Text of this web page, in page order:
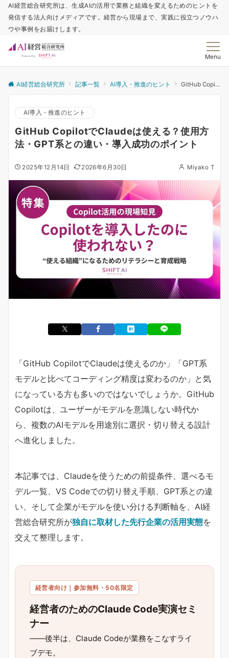
AI経営総合研究所は、生成AIの活用で業務と組織を変えるためのヒントを
発信する法人向けメディアです。経営から現場まで、実践に役立つノウハ
ウや事例をお届けします。
Menu
AI経営総合研究所 記事一覧 AI導入・推進のヒント GitHub CopilotでClaudeは使える？使用方法・GPT系との違い・導入成功のポイント
AI導入・推進のヒント
GitHub CopilotでClaudeは使える？使用方
法・GPT系との違い・導入成功のポイント
2025年12月14日 2026年6月30日 Miyako T
「GitHub CopilotでClaudeは使えるのか」「GPT系
モデルと比べてコーディング精度は変わるのか」と気
になっている方も多いのではないでしょうか。GitHub
Copilotは、ユーザーがモデルを意識しない時代か
ら、複数のAIモデルを用途別に選択・切り替える設計
へ進化しました。
本記事では、Claudeを使うための前提条件、選べるモ
デル一覧、VS Codeでの切り替え手順、GPT系との違
い、そして企業がモデルを使い分ける判断軸を、AI経
営総合研究所が独自に取材した先行企業の活用実態を
交えて整理します。
経営者向け｜参加無料・50名限定
経営者のためのClaude Code実演セミ
ナー
——後半は、Claude Codeが業務をこなすライ
ブデモ。